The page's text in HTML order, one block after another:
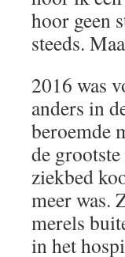
hoor geen
steeds.
2016 was
anders in
beroemde
de
ziekbed
meer was.
merels
in het